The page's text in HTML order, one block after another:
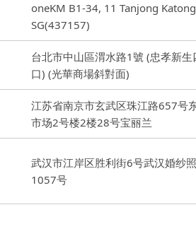
oneKM B1-34, 11 Tanjong
SG(437157)
台北市中山區渭水路1號 (忠孝新生
口) (光華商場斜對面)
江苏省南京市玄武区珠江路657号
市场2号楼2楼28号宝丽兰
武汉市江岸区胜利街6号武汉婚纱
1057号